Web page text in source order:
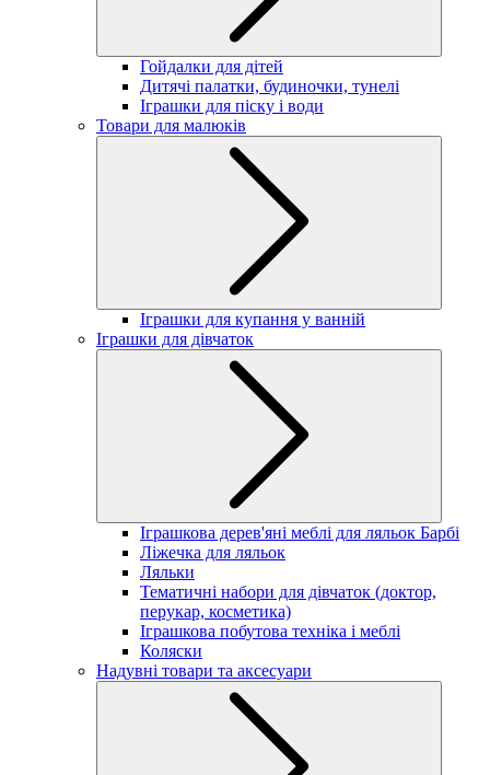
Гойдалки для дітей
Дитячі палатки, будиночки, тунелі
Іграшки для піску і води
Товари для малюків
Іграшки для купання у ванній
Іграшки для дівчаток
Іграшкова дерев'яні меблі для ляльок Барбі
Ліжечка для ляльок
Ляльки
Тематичні набори для дівчаток (доктор,
перукар, косметика)
Іграшкова побутова техніка і меблі
Коляски
Надувні товари та аксесуари